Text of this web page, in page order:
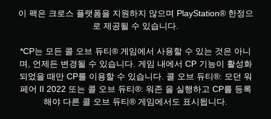
이 팩은 크로스 플랫폼을 지원하지 않으며 PlayStation® 한정으
로 제공될 수 있습니다.
*CP는 모든 콜 오브 듀티® 게임에서 사용할 수 있는 것은 아니
며, 언제든 변경될 수 있습니다. 게임 내에서 CP 기능이 활성화
되었을 때만 CP를 이용할 수 있습니다. 콜 오브 듀티®: 모던 워
페어 II 2022 또는 콜 오브 듀티®: 워존 을 실행하고 CP를 등록
해야 다른 콜 오브 듀티® 게임에서도 표시됩니다.